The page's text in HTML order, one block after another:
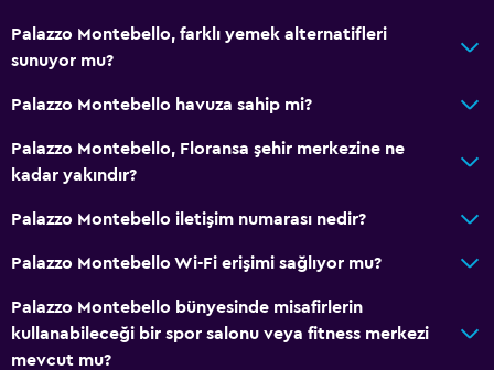
Palazzo Montebello, farklı yemek alternatifleri
sunuyor mu?
Palazzo Montebello havuza sahip mi?
Palazzo Montebello, Floransa şehir merkezine ne
kadar yakındır?
Palazzo Montebello iletişim numarası nedir?
Palazzo Montebello Wi-Fi erişimi sağlıyor mu?
Palazzo Montebello bünyesinde misafirlerin
kullanabileceği bir spor salonu veya fitness merkezi
mevcut mu?